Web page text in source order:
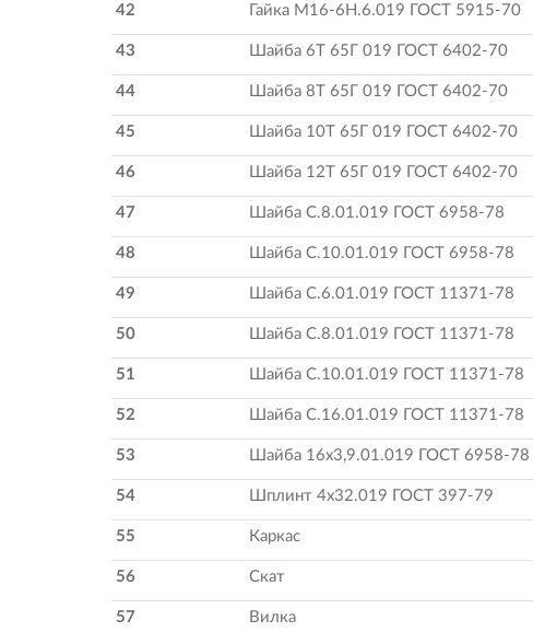
42 Гайка М16-6Н.6.019 ГОСТ 5915-70
43 Шайба 6Т 65Г 019 ГОСТ 6402-70
44 Шайба 8Т 65Г 019 ГОСТ 6402-70
45 Шайба 10Т 65Г 019 ГОСТ 6402-70
46 Шайба 12Т 65Г 019 ГОСТ 6402-70
47 Шайба С.8.01.019 ГОСТ 6958-78
48 Шайба С.10.01.019 ГОСТ 6958-78
49 Шайба С.6.01.019 ГОСТ 11371-78
50 Шайба С.8.01.019 ГОСТ 11371-78
51 Шайба С.10.01.019 ГОСТ 11371-78
52 Шайба С.16.01.019 ГОСТ 11371-78
53 Шайба 16х3,9.01.019 ГОСТ 6958-78
54 Шплинт 4х32.019 ГОСТ 397-79
55 Каркас
56 Скат
57 Вилка